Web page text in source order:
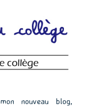
nouveau blog,